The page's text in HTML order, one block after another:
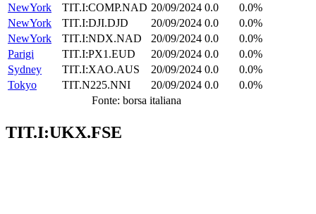
NewYork
TIT.I:COMP.NAD 20/09/2024 0.0
0.0%
NewYork
TIT.I:DJI.DJD 20/09/2024 0.0
0.0%
NewYork
TIT.I:NDX.NAD 20/09/2024 0.0
0.0%
Parigi
TIT.I:PX1.EUD 20/09/2024 0.0
0.0%
Sydney
TIT.I:XAO.AUS 20/09/2024 0.0
0.0%
Tokyo
TIT.N225.NNI 20/09/2024 0.0
0.0%
Fonte: borsa italiana
TIT.I:UKX.FSE